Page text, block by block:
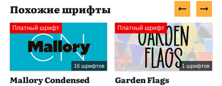
Похожие шрифты
Платный шрифт
16 шрифтов
Mallory Condensed
Платный шрифт
1 шрифтов
Garden Flags